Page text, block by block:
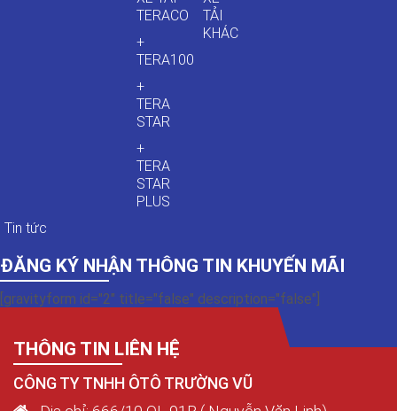
TERACO
+
TERA100
+
TERA
STAR
+
TERA
STAR
PLUS
TẢI
KHÁC
Tin tức
ĐĂNG KÝ NHẬN THÔNG TIN KHUYẾN MÃI
[gravityform id="2" title="false" description="false"]
THÔNG TIN LIÊN HỆ
CÔNG TY TNHH ÔTÔ TRƯỜNG VŨ